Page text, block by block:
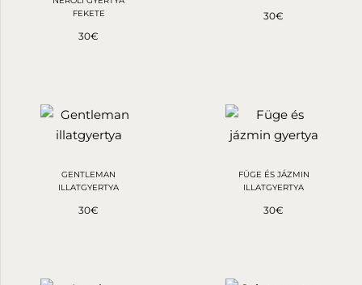
FEKETE
30€
30€
GENTLEMAN
ILLATGYERTYA
30€
FÜGE ÉS JÁZMIN
ILLATGYERTYA
30€